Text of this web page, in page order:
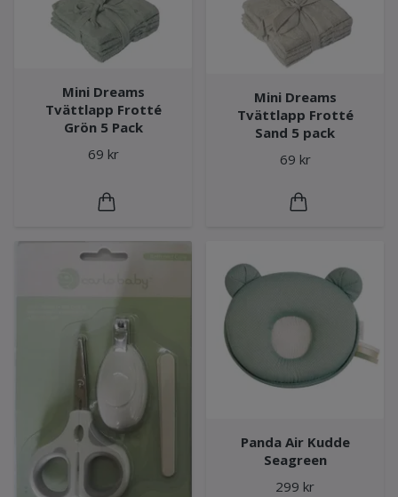
Mini Dreams
Tvättlapp Frotté
Grön 5 Pack
69 kr
Mini Dreams
Tvättlapp Frotté
Sand 5 pack
69 kr
Panda Air Kudde
Seagreen
299 kr